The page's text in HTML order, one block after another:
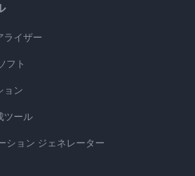
ライザー
フト
ョン
ツール
ション ジェネレーター